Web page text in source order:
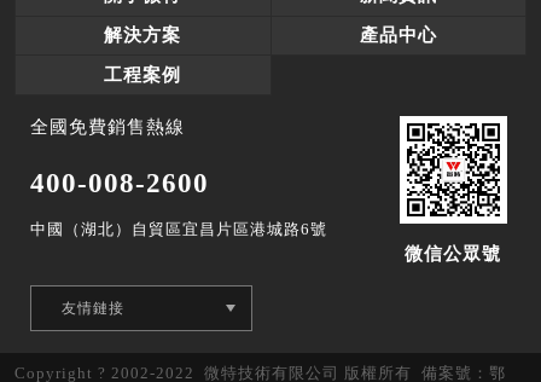
解決方案 產品中心
工程案例
全國免費銷售熱線
400-008-2600
中國（湖北）自貿區宜昌片區港城路6號
微信公眾號
Copyright ? 2002-2022 微特技術有限公司 版權所有 備案號： 鄂